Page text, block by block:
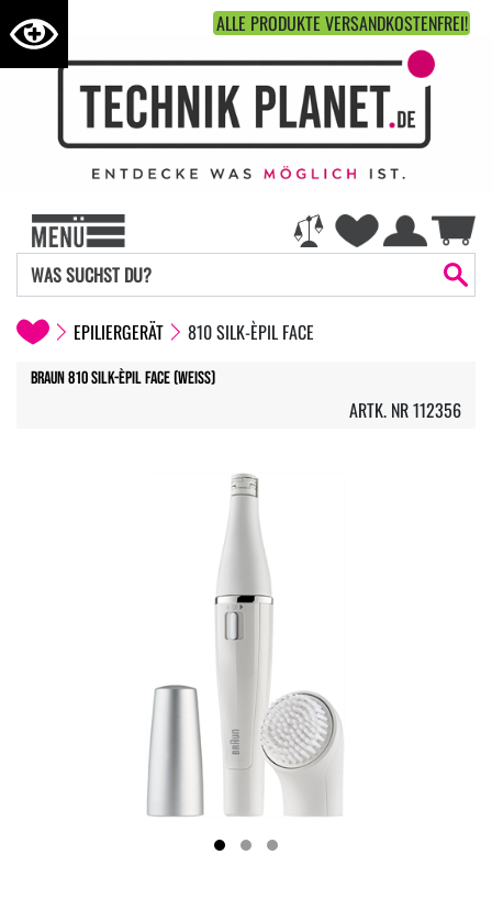
ALLE PRODUKTE VERSANDKOSTENFREI!
EPILIERGERÄT 810 SILK-ÈPIL FACE
Braun 810 Silk-èpil Face (weiss)
ARTK. NR 112356